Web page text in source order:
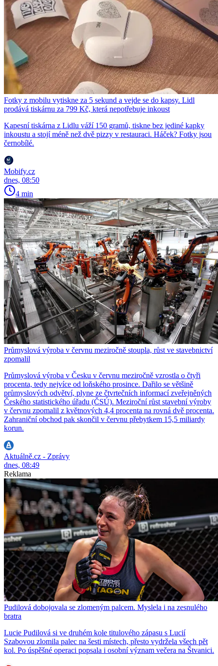
Fotky z mobilu vytiskne za 5 sekund a vejde se do kapsy. Lidl
prodává tiskárnu za 799 Kč, která nepotřebuje inkoust
Kapesní tiskárna z Lidlu váží 150 gramů, tiskne bez jediné kapky
inkoustu a stojí méně než dvě pizzy v restauraci. Háček? Fotky jsou
černobílé.
Mobify.cz
dnes, 08:50
4 min
Průmyslová výroba v červnu meziročně stoupla, růst ve stavebnictví
zpomalil
Průmyslová výroba v Česku v červnu meziročně vzrostla o čtyři
procenta, tedy nejvíce od loňského prosince. Dařilo se většině
průmyslových odvětví, plyne ze čtvrtečních informací zveřejněných
Českého statistického úřadu (ČSÚ). Meziroční růst stavební výroby
v červnu zpomalil z květnových 4,4 procenta na rovná dvě procenta.
Zahraniční obchod pak skončil v červnu přebytkem 15,5 miliardy
korun.
Aktuálně.cz - Zprávy
dnes, 08:49
Reklama
Pudilová dobojovala se zlomeným palcem. Myslela i na zesnulého
bratra
Lucie Pudilová si ve druhém kole titulového zápasu s Lucií
Szabovou zlomila palec na šesti místech, přesto vydržela všech pět
kol. Po úspěšné operaci popsala i osobní význam večera na Štvanici.